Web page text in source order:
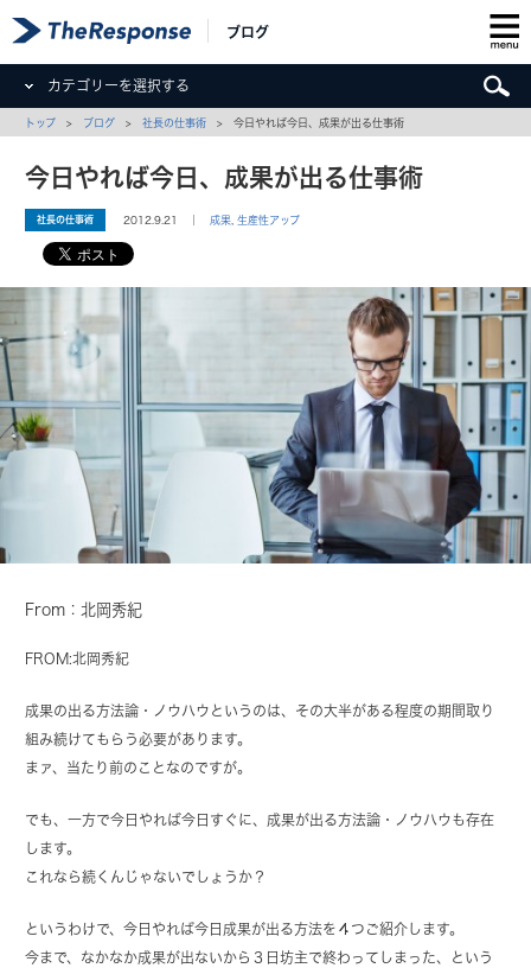
ブログ
カテゴリーを選択する
トップ > ブログ >社長の仕事術 > 今日やれば今日、成果が出る仕事術
今日やれば今日、成果が出る仕事術
社長の仕事術 2012.9.21 ｜ 成果 ,生産性アップ
From：北岡秀紀
FROM:北岡秀紀
成果の出る方法論・ノウハウというのは、その大半がある程度の期間取り
組み続けてもらう必要があります。
まァ、当たり前のことなのですが。
でも、一方で今日やれば今日すぐに、成果が出る方法論・ノウハウも存在
します。
これなら続くんじゃないでしょうか？
というわけで、今日やれば今日成果が出る方法を４つご紹介します。
今まで、なかなか成果が出ないから３日坊主で終わってしまった、という